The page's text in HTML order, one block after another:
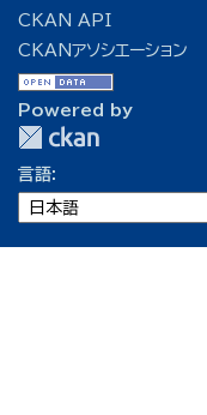
CKAN API
CKANアソシエーション
Powered by
言語